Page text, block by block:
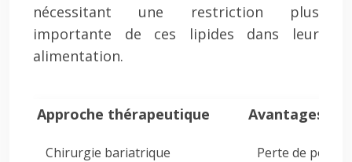
nécessitant une restriction plus
importante de ces lipides dans leur
alimentation.
Approche thérapeutique Avantages
Chirurgie bariatrique Perte de poids